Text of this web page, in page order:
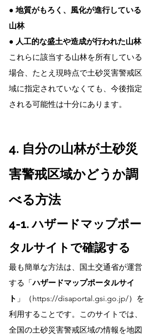
● 地質がもろく、風化が進行している
山林
● 人工的な盛土や造成が行われた山林
これらに該当する山林を所有している
場合、たとえ現時点で土砂災害警戒区
域に指定されていなくても、今後指定
される可能性は十分にあります。
4. 自分の山林が土砂災
害警戒区域かどうか調
べる方法
4-1. ハザードマップポー
タルサイトで確認する
最も簡単な方法は、国土交通省が運営
する「ハザードマップポータルサイ
ト 」（https://disaportal.gsi.go.jp/）を
利用することです。このサイトでは、
全国の土砂災害警戒区域の情報を地図